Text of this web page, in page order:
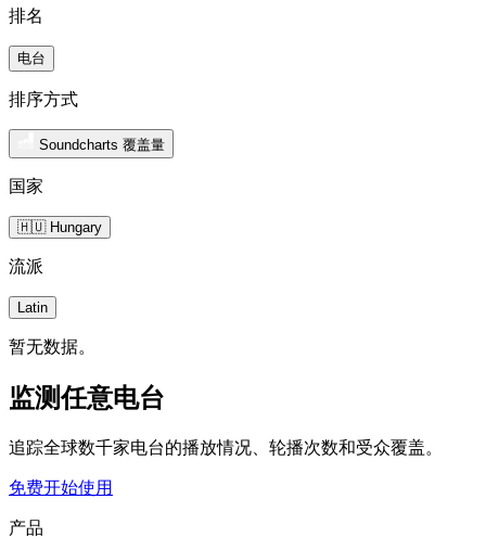
排名
电台
排序方式
Soundcharts 覆盖量
国家
🇭🇺 Hungary
流派
Latin
暂无数据。
监测任意电台
追踪全球数千家电台的播放情况、轮播次数和受众覆盖。
免费开始使用
产品